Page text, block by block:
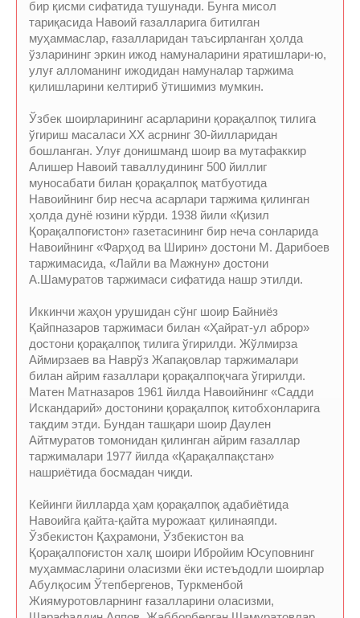
бир қисми сифатида тушунади. Бунга мисол
тариқасида Навоий ғазалларига битилган
муҳаммаслар, ғазалларидан таъсирланган ҳолда
ўзларининг эркин ижод намуналарини яратишлари-ю,
улуғ алломанинг ижодидан намуналар таржима
қилишларини келтириб ўтишимиз мумкин.
Ўзбек шоирларининг асарларини қорақалпоқ тилига
ўгириш масаласи ХХ асрнинг 30-йилларидан
бошланган. Улуғ донишманд шоир ва мутафаккир
Алишер Навоий таваллудининг 500 йиллиг
муносабати билан қорақалпоқ матбуотида
Навоийнинг бир несча асарлари таржима қилинган
ҳолда дунё юзини кўрди. 1938 йили «Қизил
Қорақалпоғистон» газетасининг бир неча сонларида
Навоийнинг «Фарҳод ва Ширин» достони М. Дарибоев
таржимасида, «Лайли ва Мажнун» достони
А.Шамуратов таржимаси сифатида нашр этилди.
Иккинчи жаҳон урушидан сўнг шоир Байниёз
Қайпназаров таржимаси билан «Ҳайрат-ул аброр»
достони қорақалпоқ тилига ўгирилди. Жўлмирза
Аймирзаев ва Наврўз Жапақовлар таржималари
билан айрим ғазаллари қорақалпоқчага ўгирилди.
Матен Матназаров 1961 йилда Навоийнинг «Садди
Искандарий» достонини қорақалпоқ китобхонларига
тақдим этди. Бундан ташқари шоир Даулен
Айтмуратов томонидан қилинган айрим ғазаллар
таржималари 1977 йилда «Қарақалпақстан»
нашриётида босмадан чиқди.
Кейинги йилларда ҳам қорақалпоқ адабиётида
Навоийга қайта-қайта мурожаат қилинаяпди.
Ўзбекистон Қаҳрамони, Ўзбекистон ва
Қорақалпоғистон халқ шоири Ибройим Юсуповнинг
муҳаммасларини оласизми ёки истеъдодли шоирлар
Абулқосим Ўтепбергенов, Туркменбой
Жиямуротовларнинг ғазалларини оласизми,